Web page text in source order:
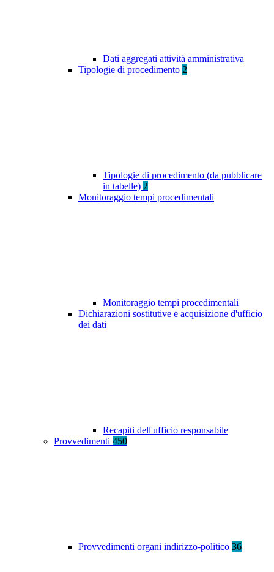
Dati aggregati attività amministrativa
Tipologie di procedimento 2
Tipologie di procedimento (da pubblicare
in tabelle) 2
Monitoraggio tempi procedimentali
Monitoraggio tempi procedimentali
Dichiarazioni sostitutive e acquisizione d'ufficio
dei dati
Recapiti dell'ufficio responsabile
Provvedimenti 450
Provvedimenti organi indirizzo-politico 36